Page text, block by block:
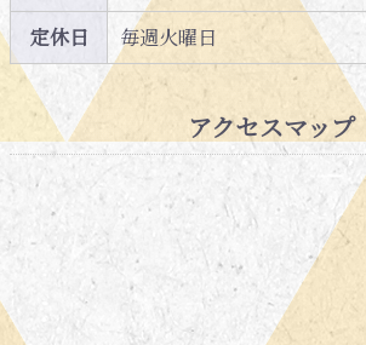
定休日
毎週火曜日
アクセスマップ